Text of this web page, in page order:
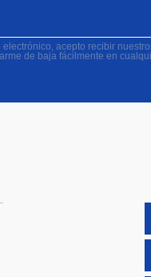
acepto recibir
de baja fácilmente en